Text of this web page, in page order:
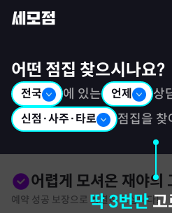
어떤 점집 찾으시나요?
전국 에 있는 언제 상
신점·사주·타로 점집을 찾
딱 3번만 고
어렵게 모셔온 재야의
예약 성공 보장으로 특별히 모십니다!